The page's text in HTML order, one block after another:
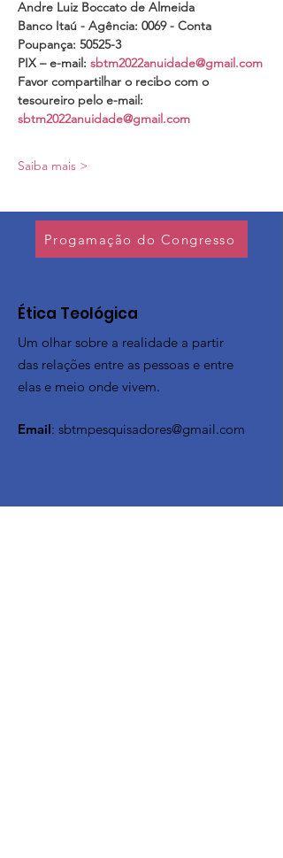
Andre Luiz Boccato de Almeida
Banco Itaú - Agência: 0069 - Conta
Poupança: 50525-3
PIX – e-mail: sbtm2022anuidade@gmail.com
Favor compartilhar o recibo com o
tesoureiro pelo e-mail:
sbtm2022anuidade@gmail.com
Saiba mais >
Progamação do Congresso
​Ética Teológica
Um olhar sobre a realidade a partir
das relações entre as pessoas e entre
elas e meio onde vivem.
Email: sbtmpesquisadores@gmail.com